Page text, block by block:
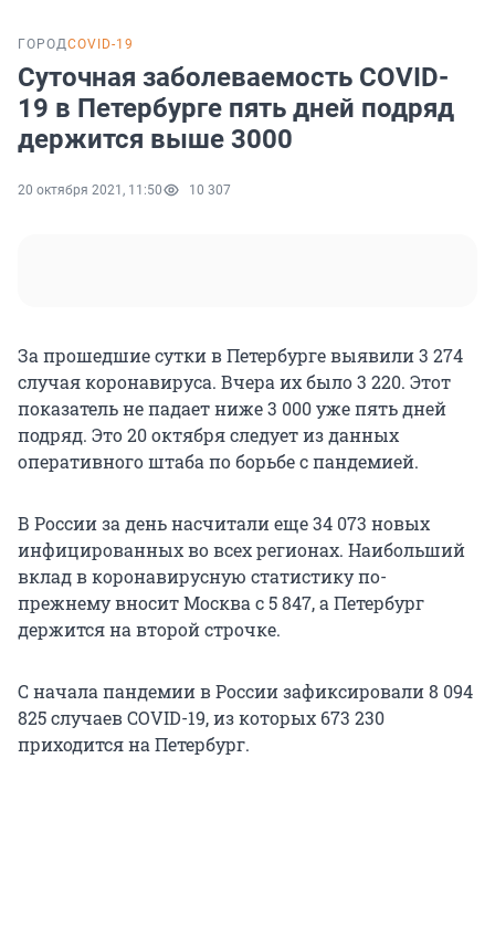
ГОРОДCOVID-19
Суточная заболеваемость COVID-
19 в Петербурге пять дней подряд
держится выше 3000
20 октября 2021, 11:50 10 307
За прошедшие сутки в Петербурге выявили 3 274
случая коронавируса. Вчера их было 3 220. Этот
показатель не падает ниже 3 000 уже пять дней
подряд. Это 20 октября следует из данных
оперативного штаба по борьбе с пандемией.
В России за день насчитали еще 34 073 новых
инфицированных во всех регионах. Наибольший
вклад в коронавирусную статистику по-
прежнему вносит Москва с 5 847, а Петербург
держится на второй строчке.
С начала пандемии в России зафиксировали 8 094
825 случаев COVID-19, из которых 673 230
приходится на Петербург.